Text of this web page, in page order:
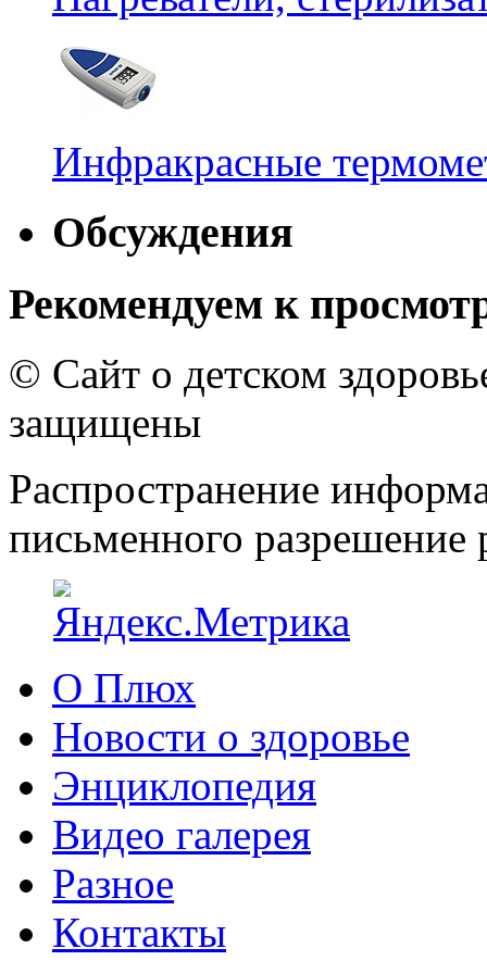
Инфракрасные
Обсуждения
Рекомендуем к
© Сайт о детском
защищены
Распространение
письменного разрешение
О Плюх
Новости о здоровье
Энциклопедия
Видео галерея
Разное
Контакты